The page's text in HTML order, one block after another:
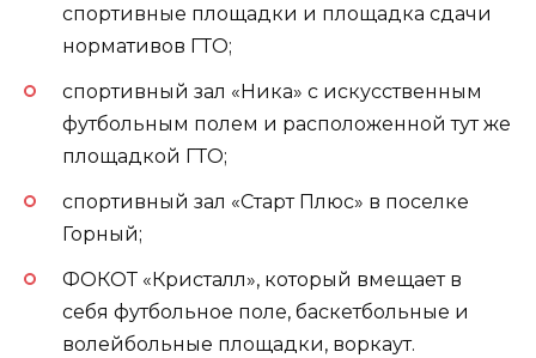
спортивные площадки и площадка сдачи
нормативов ГТО;
спортивный зал «Ника» с искусственным
футбольным полем и расположенной тут же
площадкой ГТО;
спортивный зал «Старт Плюс» в поселке
Горный;
ФОКОТ «Кристалл», который вмещает в
себя футбольное поле, баскетбольные и
волейбольные площадки, воркаут.